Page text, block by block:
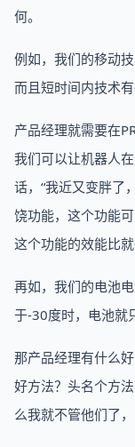
何。
例如，我们的移动
而且短时间内技术
产品经理就需要在
我们可以让机器人
话，“我近又变胖了
饶功能，这个功能
这个功能的效能比就
再如，我们的电池
于-30度时，电池就
那产品经理有什么
好方法？头名个方
么我就不管他们了